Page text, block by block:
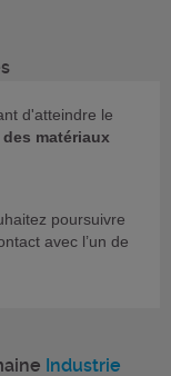
d'atteindre le
matériaux
poursuivre
avec l’un de
Industrie